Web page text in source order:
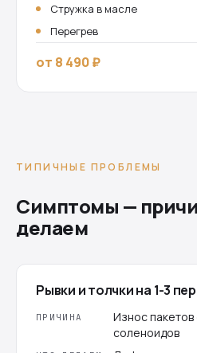
Стружка в масле
Перегрев
от 8 490 ₽
ТИПИЧНЫЕ ПРОБЛЕМЫ
Симптомы —
делаем
Рывки и толчки на 1-3
ПРИЧИНА
Износ
соленоидов